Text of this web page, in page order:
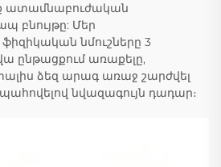
ատամնաբուժական
բնույթը: Մեր
նմուշները 3
ընթացքում առաքելը,
ձեզ արագ առաջ շարժվել
նվազագույն դադար։